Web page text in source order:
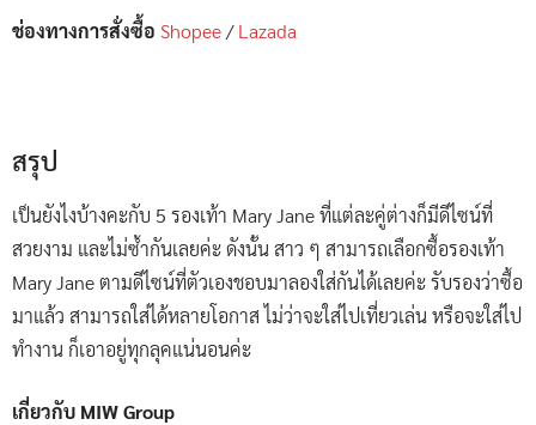
ช่องทางการสั่งซื้อ Shopee/Lazada
สรุป
เป็นยังไงบ้างคะกับ 5 รองเท้า Mary Jane ที่แต่ละคู่ต่างก็มีดีไซน์ที่
สวยงาม และไม่ซ้ำกันเลยค่ะ ดังนั้น สาว ๆ สามารถเลือกซื้อรองเท้า
Mary Jane ตามดีไซน์ที่ตัวเองชอบมาลองใส่กันได้เลยค่ะ รับรองว่าซื้อ
มาแล้ว สามารถใส่ได้หลายโอกาส ไม่ว่าจะใส่ไปเที่ยวเล่น หรือจะใส่ไป
ทำงาน ก็เอาอยู่ทุกลุคแน่นอนค่ะ
เกี่ยวกับ MIW Group